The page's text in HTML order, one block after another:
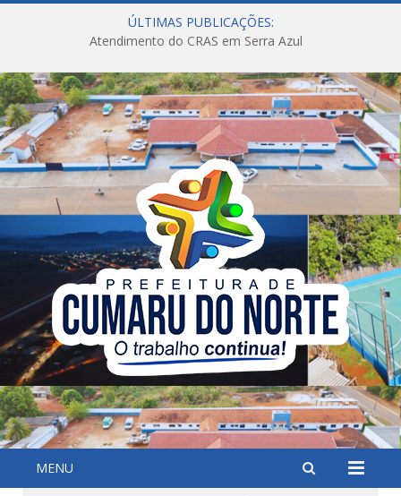
ÚLTIMAS PUBLICAÇÕES:
Atendimento do CRAS em Serra Azul
MENU